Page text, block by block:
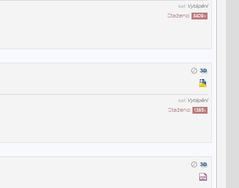
kat: Vytápění
Staženo: 3409x
kat: Vytápění
Staženo: 1385x